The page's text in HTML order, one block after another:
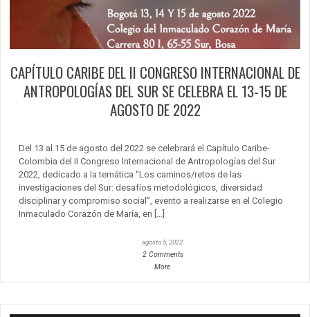
CAPÍTULO CARIBE DEL II CONGRESO INTERNACIONAL DE
ANTROPOLOGÍAS DEL SUR SE CELEBRA EL 13-15 DE
AGOSTO DE 2022
Del 13 al 15 de agosto del 2022 se celebrará el Capítulo Caribe-
Colombia del II Congreso Internacional de Antropologías del Sur
2022, dedicado a la temática “Los caminos/retos de las
investigaciones del Sur: desafíos metodológicos, diversidad
disciplinar y compromiso social”, evento a realizarse en el Colegio
Inmaculado Corazón de María, en […]
agosto 5, 2022
2 Comments
More